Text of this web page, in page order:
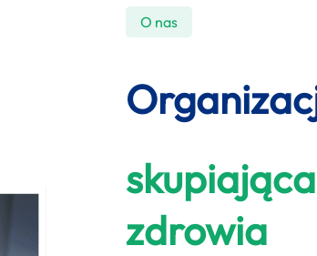
O nas
zdrowia